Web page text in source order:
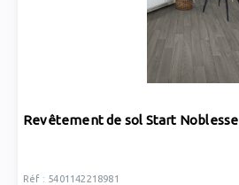
Revêtement de sol Start Noblesse
Réf : 5401142218981